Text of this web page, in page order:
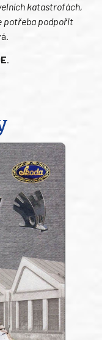
katastrofách,
potřeba podpořit
.